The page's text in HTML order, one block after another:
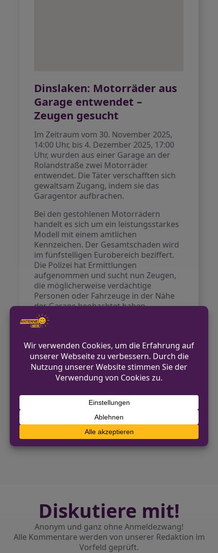
Dinslaken: Motorräder aus
Garage entwendet –
Zeugen gesucht
Im Zeitraum vom 30. November 2025,
14:00 Uhr, bis 4. Dezember 2025, 17:00
Uhr, wurden aus einer Garage an der
Rolandstraße zwei Motorräder
entwendet. Die Täter verschafften sich
gewaltsam Zugang, indem sie das
Garagentor aufbrachen.
Bei den gestohlenen Motorrädern
handelt es sich um ein leistungsstarkes
Modell mit einem amtlichen
Kennzeichen. Der Gesamtschaden wird
im fünfstelligen Eurobereich beziffert.
Die Polizei hat Ermittlungen
aufgenommen und sucht nun Zeugen,
die möglicherweise verdächtige
Personen oder Fahrzeuge in der Nähe
der Garage beobachtet haben.
Allgemeine Kontaktmöglichkeiten
der Polizei Wesel
https://wesel.polizei.nrw.
VORHERIGER BEITRAG
Ennigerloh: Geparkter Opel angefahren und
Verursacher geflüchtet
NÄCHSTER BEITRAG
Pedelec-Fahrer nach Zusammenstoß mit
Auto schwer verletzt
Diskutiere mit!
Anonym und ganz ohne Anmeldezwang!
Alle Kommentare werden von unserer Redaktion im
Vorfeld geprüft.